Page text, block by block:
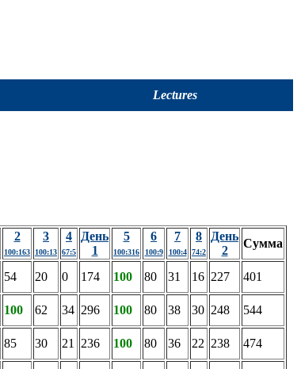
Lectures
2
100:163
3
100:13
4
67:5
День
1
5
100:316
6
100:9
7
100:4
8
74:2
День
2
Сумма
54 20 0 174 100 80 31 16 227
401
100 62 34 296 100 80 38 30 248
544
85 30 21 236 100 80 36 22 238
474